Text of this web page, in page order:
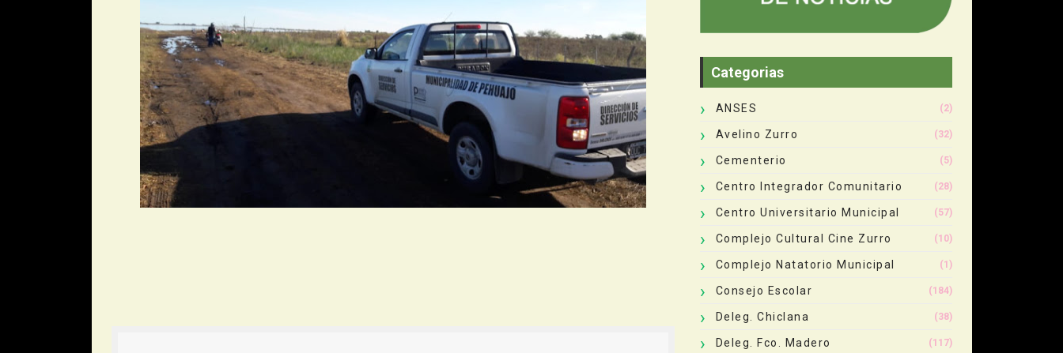
Categorias
ANSES (2)
Avelino Zurro (32)
Cementerio (5)
Centro Integrador Comunitario (28)
Centro Universitario Municipal (57)
Complejo Cultural Cine Zurro (10)
Complejo Natatorio Municipal (1)
Consejo Escolar (184)
Deleg. Chiclana (38)
Deleg. Fco. Madero (117)